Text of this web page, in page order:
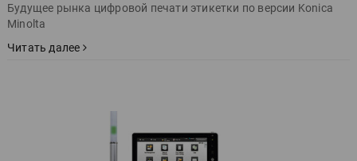
Будущее рынка цифровой печати этикетки по версии Konica
Minolta
Читать далее